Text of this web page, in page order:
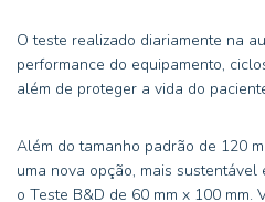
O teste realizado diariamente na
performance do equipamento,
além de proteger a vida do
Além do tamanho padrão de 120
uma nova opção, mais sustentável
o Teste B&D de 60 mm x 100 mm.